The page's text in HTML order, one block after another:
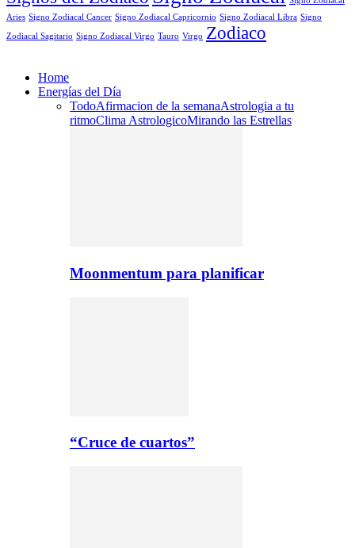
Aries Signo Zodiacal Cancer Signo Zodiacal Capricornio Signo Zodiacal Libra Signo
Zodiacal Sagitario Signo Zodiacal Virgo Tauro Virgo Zodiaco
Home
Energías del Día
TodoAfirmacion de la semanaAstrologia a tu
ritmoClima AstrologicoMirando las Estrellas
Moonmentum para planificar
“Cruce de cuartos”